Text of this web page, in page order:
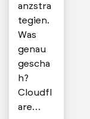
anzstra
tegien.
Was
genau
gescha
h?
Cloudfl
are…